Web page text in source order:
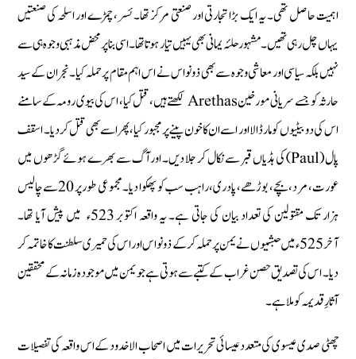
اہمیت حاصل تھی۔ یہ ایک بڑا تجارتی اور صنعتی مرکز تھا۔ ئسر، چمڑے اور اسلحہ کی صنعتیں
یہاں چل رہی تھیں۔ مشہور حلئہ یمانی بھی یہیں تیار ہوتا تھا۔ اسی بنا پر محض مذہبی وجوہ ہی سے
نہیں بلکہ سیاسی اور معاشی وجوہ سے بھی ذونواس نے اس اہم مقام پر حملہ کیا۔ نجران کے سید
حارثہ کو جسے سریانی مورخین Arethas لکھتے ہیں، قتل کیا، اس کی بیوی رومہ کے سامنے
اس کی دو بیٹیوں کو مار ڈالا اور اسے ان کا خون پینے پر مجبور کیا، پھر اسے بھی قتل کر دیا۔ اسقف
پال (Paul) کی ہڈیاں قبر سے نکال کر جلا دیں۔ اور آگ سے بھرے ہوئے گڑھوں میں
عورت، مرد، بچے، بوڑھے ، پادری، راہب سب کو پھکوا دیا۔ مجموعی طور پر 20 سے چالیس
ہزار تک مقتولین کی تعداد بیان کی جاتی ہے۔ یہ واقعہ اکتوبر 523ء میں پیش آیا تھا۔
آخر 525ء میں حبشیوں نے یمن پر حملہ کر کے ذونواس اور اس کی حمیری سلطنت کا خاتمہ کر
دیا۔ اس کی تصدیق حصن غراب کے کتبے سے ہوتی ہے جو یمن میں موجودہ زمانہ کے محققین
آثارِ قدیمہ کو ملا ہے۔
چھٹی صدی عیسوی کی متعدد عیسائی تحریرات میں اصحاب الاخدود کے اس واقعہ کی تفصیلات